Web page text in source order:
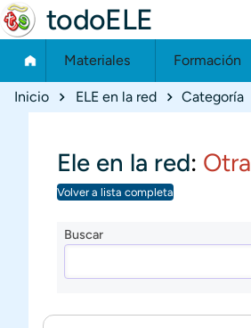
todoELE
Materiales Formación
Ruta de navegación
Inicio ELE en la red Categoría
Ele en la red: Otra
Volver a lista completa
Buscar